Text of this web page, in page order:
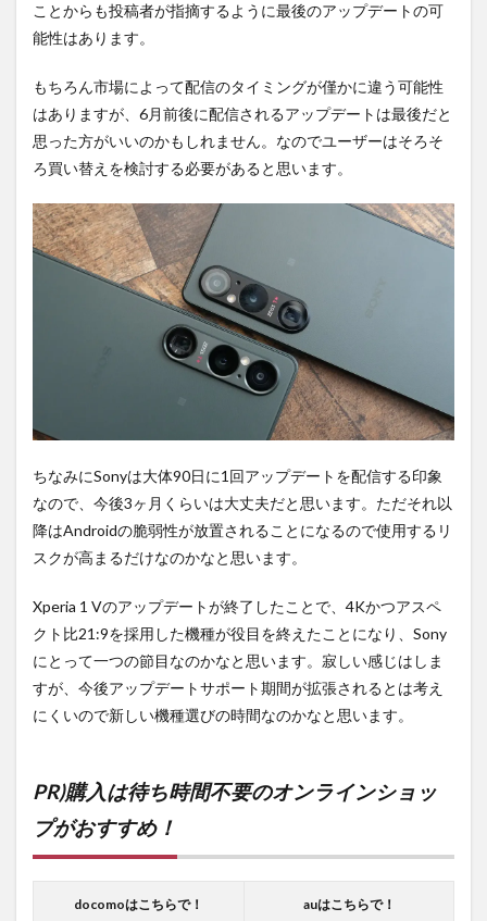
ことからも投稿者が指摘するように最後のアップデートの可
能性はあります。
もちろん市場によって配信のタイミングが僅かに違う可能性
はありますが、6月前後に配信されるアップデートは最後だと
思った方がいいのかもしれません。なのでユーザーはそろそ
ろ買い替えを検討する必要があると思います。
ちなみにSonyは大体90日に1回アップデートを配信する印象
なので、今後3ヶ月くらいは大丈夫だと思います。ただそれ以
降はAndroidの脆弱性が放置されることになるので使用するリ
スクが高まるだけなのかなと思います。
Xperia 1 Vのアップデートが終了したことで、4Kかつアスペ
クト比21:9を採用した機種が役目を終えたことになり、Sony
にとって一つの節目なのかなと思います。寂しい感じはしま
すが、今後アップデートサポート期間が拡張されるとは考え
にくいので新しい機種選びの時間なのかなと思います。
PR)購入は待ち時間不要のオンラインショッ
プがおすすめ！
docomoはこちらで！ auはこちらで！